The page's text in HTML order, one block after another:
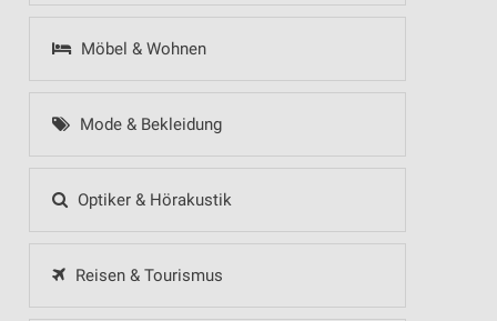
Möbel & Wohnen
Mode & Bekleidung
Optiker & Hörakustik
Reisen & Tourismus